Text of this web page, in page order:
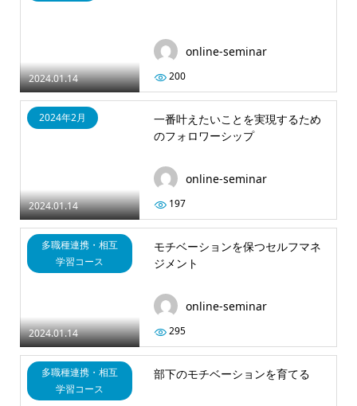
2024.01.14
online-seminar
200
2024.01.14
2024年2月
一番叶えたいことを実現するため
のフォロワーシップ
online-seminar
197
2024.01.14
多職種連携・相互
学習コース
モチベーションを保つセルフマネ
ジメント
online-seminar
295
多職種連携・相互
学習コース
部下のモチベーションを育てる